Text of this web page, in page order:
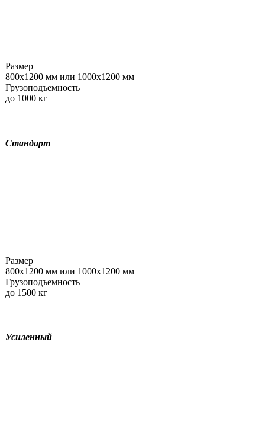
Размер
800х1200 мм или 1000х1200 мм
Грузоподъемность
до 1000 кг
Стандарт
Размер
800х1200 мм или 1000х1200 мм
Грузоподъемность
до 1500 кг
Усиленный